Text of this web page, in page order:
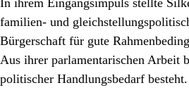
In ihrem Eingangsimpuls stellte
familien- und
Bürgerschaft für gute
Aus ihrer parlamentarischen Arbeit
politischer Handlungsbedarf besteht.